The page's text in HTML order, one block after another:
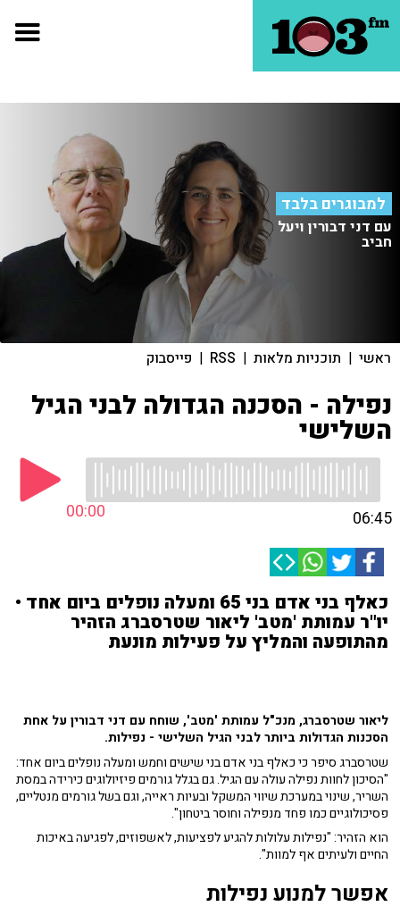
למבוגרים בלבד
עם דני דבורין ויעל
חביב
ראשי | תוכניות מלאות |
RSS
| פייסבוק
נפילה - הסכנה הגדולה לבני הגיל
השלישי
00:00 06:45
כאלף בני אדם בני 65 ומעלה נופלים ביום אחד •
יו"ר עמותת 'מטב' ליאור שטרסברג הזהיר
מהתופעה והמליץ על פעילות מונעת
ליאור שטרסברג, מנכ"ל עמותת 'מטב', שוחח עם דני דבורין על אחת
הסכנות הגדולות ביותר לבני הגיל השלישי - נפילות.
שטרסברג סיפר כי כאלף בני אדם בני שישים וחמש ומעלה נופלים ביום אחד:
"הסיכון לחוות נפילה עולה עם הגיל. גם בגלל גורמים פיזיולוגים כירידה במסת
השריר, שינוי במערכת שיווי המשקל ובעיות ראייה, וגם בשל גורמים מנטליים,
פסיכולוגיים כמו פחד מנפילה וחוסר ביטחון".
הוא הזהיר: "נפילות עלולות להגיע לפציעות, לאשפוזים, לפגיעה באיכות
החיים ולעיתים אף למוות".
אפשר למנוע נפילות